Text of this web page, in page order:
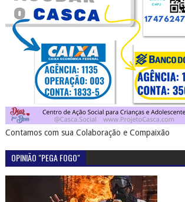
Contamos com sua Colaboração e Compaixão
OPINIÃO "PEGA FOGO"